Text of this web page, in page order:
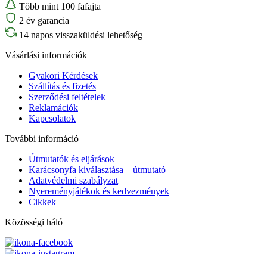
Több mint 100 fafajta
2 év garancia
14 napos visszaküldési lehetőség
Vásárlási információk
Gyakori Kérdések
Szállítás és fizetés
Szerződési feltételek
Reklamációk
Kapcsolatok
További információ
Útmutatók és eljárások
Karácsonyfa kiválasztása – útmutató
Adatvédelmi szabályzat
Nyereményjátékok és kedvezmények
Cikkek
Közösségi háló